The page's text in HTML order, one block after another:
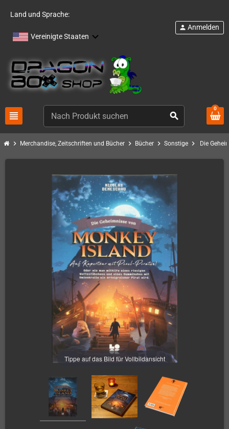
Land und Sprache:
Vereinigte Staaten
view_headline search
person Anmelden
0
chevron_right Merchandise, Zeitschriften und Bücher chevron_right Bücher chevron_right Sonstige chevron_right Die
Tippe auf das Bild für Vollbildansicht